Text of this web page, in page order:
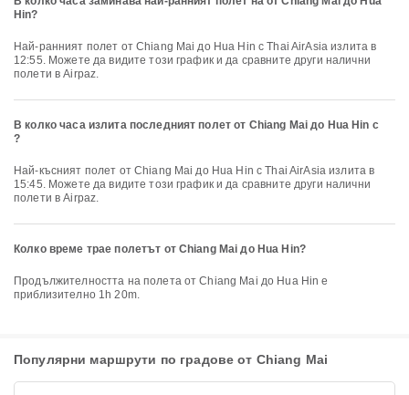
Hin?
Най-ранният полет от Chiang Mai до Hua Hin с Thai AirAsia излита в
12:55. Можете да видите този график и да сравните други налични
полети в Airpaz.
В колко часа излита последният полет от Chiang Mai до Hua Hin с
?
Най-късният полет от Chiang Mai до Hua Hin с Thai AirAsia излита в
15:45. Можете да видите този график и да сравните други налични
полети в Airpaz.
Колко време трае полетът от Chiang Mai до Hua Hin?
Продължителността на полета от Chiang Mai до Hua Hin е
приблизително 1h 20m.
Популярни маршрути по градове от Chiang Mai